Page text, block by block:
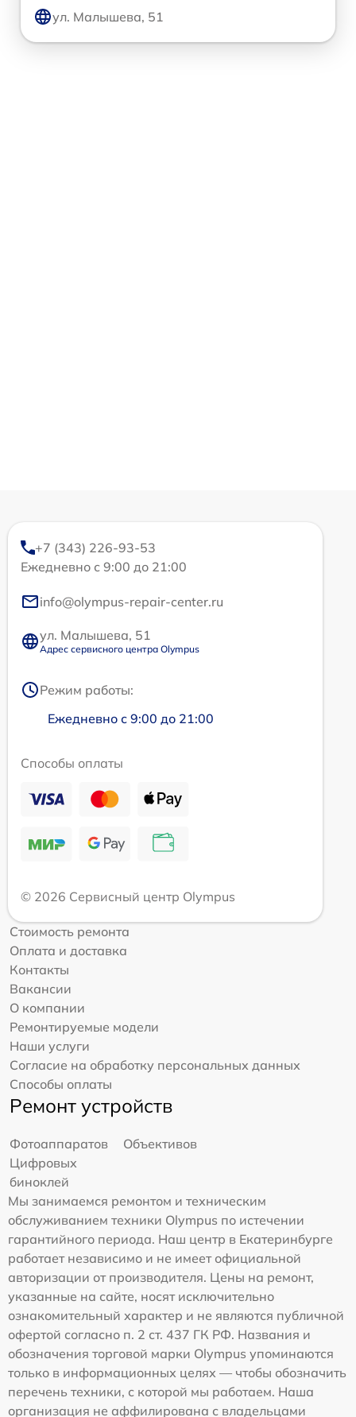
ул. Малышева, 51
+7 (343) 226-93-53
Ежедневно с 9:00 до 21:00
info@olympus-repair-center.ru
ул. Малышева, 51
Адрес сервисного центра Olympus
Режим работы:
Ежедневно с 9:00 до 21:00
Способы оплаты
© 2026 Сервисный центр Olympus
Стоимость ремонта
Оплата и доставка
Контакты
Вакансии
О компании
Ремонтируемые модели
Наши услуги
Согласие на обработку персональных данных
Способы оплаты
Ремонт устройств
Фотоаппаратов
Объективов
Цифровых
биноклей
Мы занимаемся ремонтом и техническим
обслуживанием техники Olympus по истечении
гарантийного периода. Наш центр в Екатеринбурге
работает независимо и не имеет официальной
авторизации от производителя. Цены на ремонт,
указанные на сайте, носят исключительно
ознакомительный характер и не являются публичной
офертой согласно п. 2 ст. 437 ГК РФ. Названия и
обозначения торговой марки Olympus упоминаются
только в информационных целях — чтобы обозначить
перечень техники, с которой мы работаем. Наша
организация не аффилирована с владельцами